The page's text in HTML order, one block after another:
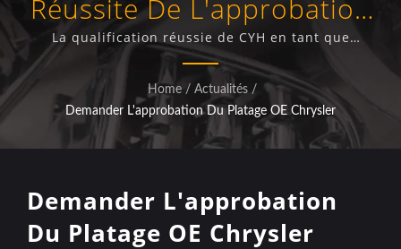
Réussite De L'approbation
De Placage Chrysler OE
La qualification réussie de CYH en tant que
fournisseur de placage électrolytique agréé Chrysler
OEM, démontrant son expertise dans les services de
placage en chrome plastique de qualité automobile.
Home / Actualités /
Demander L'approbation Du Platage OE Chrysler
Demander L'approbation
Du Platage OE Chrysler